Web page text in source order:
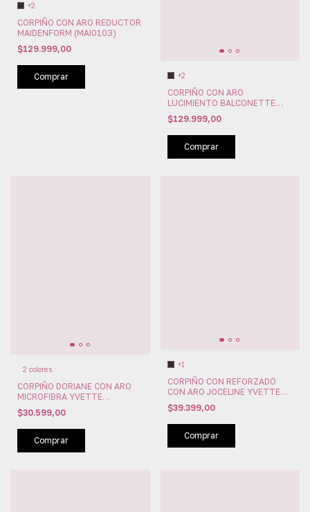
+2
CORPIÑO CON ARO REDUCTOR
MAIDENFORM (MAI0103)
$129.999,00
Comprar +2
CORPIÑO CON ARO
LUCIMIENTO BALCONETTE
MAIDENFORM (MAI0102)
$129.999,00
Comprar
2 colores
CORPIÑO DORIANE CON ARO
MICROFIBRA YVETTE
(IVE60161)
$30.599,00
Comprar
+1
CORPIÑO CON REFORZADO
CON ARO JOCELINE YVETTE
(IVE60121)
$39.399,00
Comprar